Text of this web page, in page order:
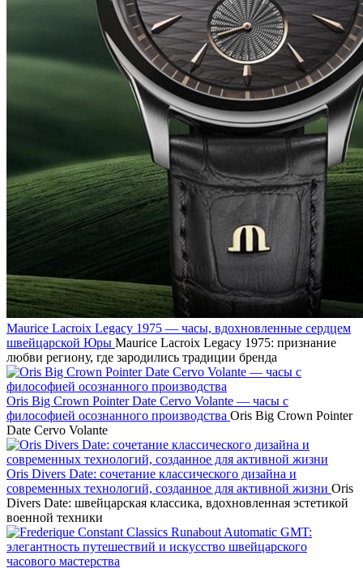
Maurice Lacroix Legacy 1975 — часы, вдохновленные сердцем
швейцарской Юры Maurice Lacroix Legacy 1975: признание
любви региону, где зародились традиции бренда
Oris Big Crown Pointer Date Cervo Volante — часы с
философией осознанного производства Oris Big Crown Pointer
Date Cervo Volante
Oris Divers Date: сочетание классического дизайна и
современных технологий, созданное для активной жизни Oris
Divers Date: швейцарская классика, вдохновленная эстетикой
военной техники